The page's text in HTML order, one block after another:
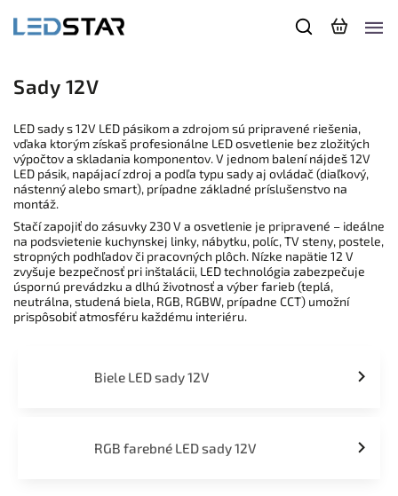
Sady 12V
LED sady s 12V LED pásikom a zdrojom sú pripravené riešenia,
vďaka ktorým získaš profesionálne LED osvetlenie bez zložitých
výpočtov a skladania komponentov. V jednom balení nájdeš 12V
LED pásik, napájací zdroj a podľa typu sady aj ovládač (diaľkový,
nástenný alebo smart), prípadne základné príslušenstvo na
montáž.
Stačí zapojiť do zásuvky 230 V a osvetlenie je pripravené – ideálne
na podsvietenie kuchynskej linky, nábytku, políc, TV steny, postele,
stropných podhľadov či pracovných plôch. Nízke napätie 12 V
zvyšuje bezpečnosť pri inštalácii, LED technológia zabezpečuje
úspornú prevádzku a dlhú životnosť a výber farieb (teplá,
neutrálna, studená biela, RGB, RGBW, prípadne CCT) umožní
prispôsobiť atmosféru každému interiéru.
Biele LED sady 12V
RGB farebné LED sady 12V